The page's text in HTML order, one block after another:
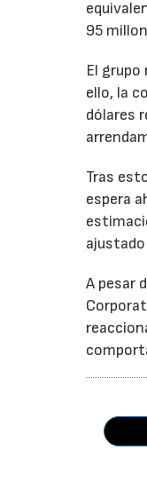
95
El
ello, la
dólares
Tras
espera
A pesar